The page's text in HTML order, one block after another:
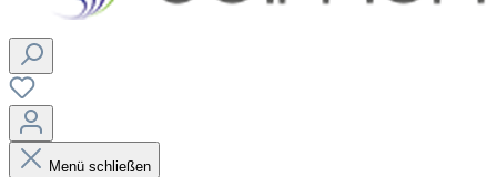
Menü schließen